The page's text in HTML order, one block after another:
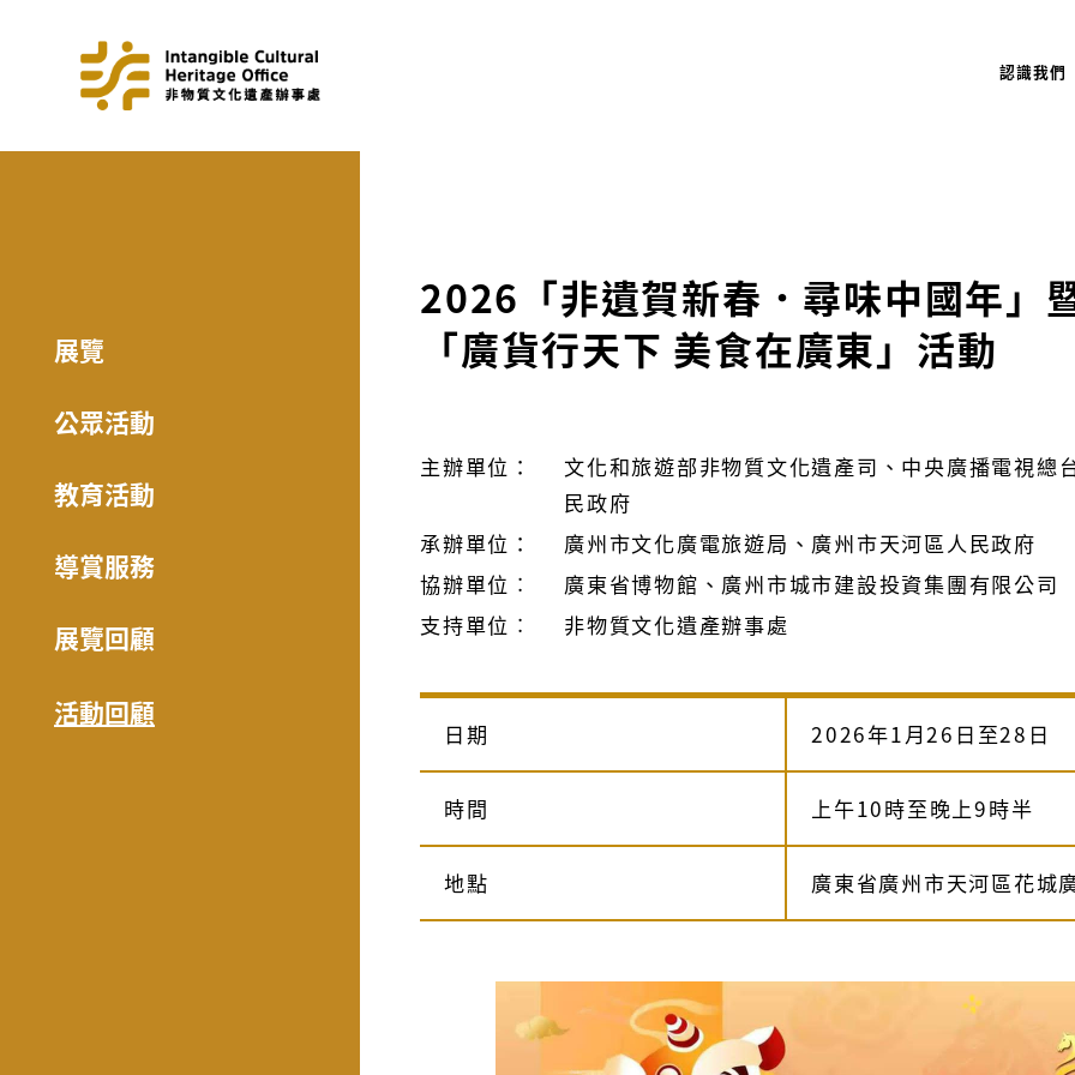
認識我們
展覽
公眾活動
教育活動
導賞服務
展覽回顧
活動回顧
2026「非遺賀新春．尋味中國年」
「廣貨行天下 美食在廣東」活動
主辦單位：
文化和旅遊部非物質文化遺產司、中央廣播電視
民政府
承辦單位：
廣州市文化廣電旅遊局、廣州市天河區人民政府
協辦單位︰
廣東省博物館、廣州市城市建設投資集團有限公司
支持單位︰
非物質文化遺產辦事處
日期 2026年1月26日至28日
時間 上午10時至晚上9時半
地點 廣東省廣州市天河區花城